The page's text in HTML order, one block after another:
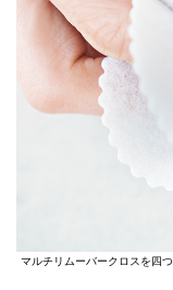
マルチリムーバークロスを四